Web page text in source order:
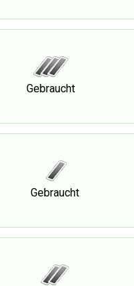
Gebraucht
Gebraucht